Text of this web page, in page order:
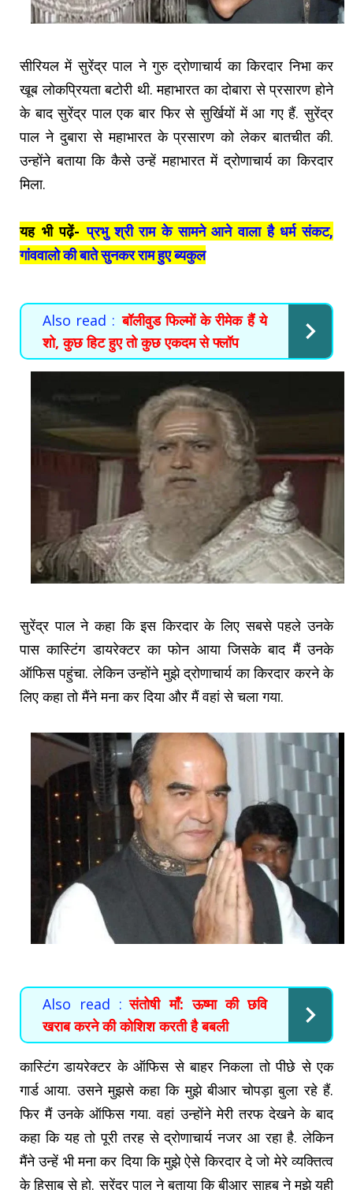
सीरियल में सुरेंद्र पाल ने गुरु द्रोणाचार्य का किरदार निभा कर
खूब लोकप्रियता बटोरी थी. महाभारत का दोबारा से प्रसारण होने
के बाद सुरेंद्र पाल एक बार फिर से सुर्खियों में आ गए हैं. सुरेंद्र
पाल ने दुबारा से महाभारत के प्रसारण को लेकर बातचीत की.
उन्होंने बताया कि कैसे उन्हें महाभारत में द्रोणाचार्य का किरदार
मिला.
यह भी पढ़ें-प्रभु श्री राम के सामने आने वाला है धर्म संकट,
गांववालो की बाते सुनकर राम हुए ब्यकुल
Also read : बॉलीवुड फिल्मों के रीमेक हैं ये
शो, कुछ हिट हुए तो कुछ एकदम से फ्लॉप
सुरेंद्र पाल ने कहा कि इस किरदार के लिए सबसे पहले उनके
पास कास्टिंग डायरेक्टर का फोन आया जिसके बाद मैं उनके
ऑफिस पहुंचा. लेकिन उन्होंने मुझे द्रोणाचार्य का किरदार करने के
लिए कहा तो मैंने मना कर दिया और मैं वहां से चला गया.
Also read : संतोषी माँ: ऊष्मा की छवि
खराब करने की कोशिश करती है बबली
कास्टिंग डायरेक्टर के ऑफिस से बाहर निकला तो पीछे से एक
गार्ड आया. उसने मुझसे कहा कि मुझे बीआर चोपड़ा बुला रहे हैं.
फिर मैं उनके ऑफिस गया. वहां उन्होंने मेरी तरफ देखने के बाद
कहा कि यह तो पूरी तरह से द्रोणाचार्य नजर आ रहा है. लेकिन
मैंने उन्हें भी मना कर दिया कि मुझे ऐसे किरदार दे जो मेरे व्यक्तित्व
के हिसाब से हो. सुरेंद्र पाल ने बताया कि बीआर साहब ने मुझे यही